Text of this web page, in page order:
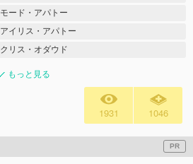
モード・アパトー
アイリス・アパトー
クリス・オダウド
もっと見る
1931 1046
PR